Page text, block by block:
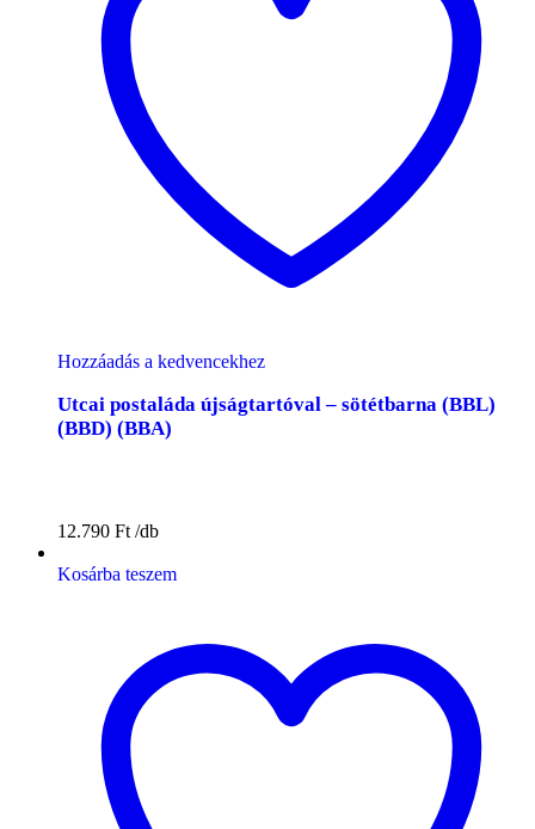
Hozzáadás a kedvencekhez
Utcai postaláda újságtartóval – sötétbarna (BBL)
(BBD) (BBA)
12.790 Ft
Kosárba teszem